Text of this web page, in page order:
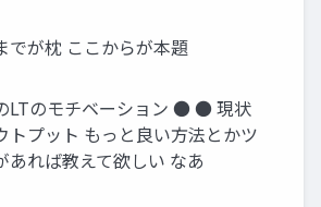
でが枕 ここからが本題
LTのモチベーション ● ● 現状
トプット もっと良い方法とかツ
あれば教えて欲しい なあ